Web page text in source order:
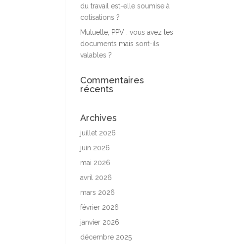
du travail est-elle soumise à
cotisations ?
Mutuelle, PPV : vous avez les
documents mais sont-ils
valables ?
Commentaires
récents
Archives
juillet 2026
juin 2026
mai 2026
avril 2026
mars 2026
février 2026
janvier 2026
décembre 2025